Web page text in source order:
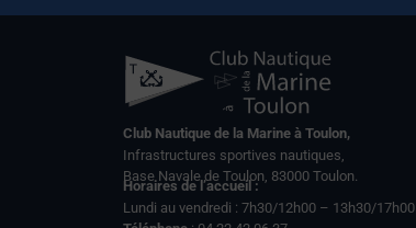
Club Nautique de la Marine à Toulon,
Infrastructures sportives nautiques,
Base Navale de Toulon, 83000 Toulon.
Horaires de l’accueil :
Lundi au vendredi : 7h30/12h00 – 13h30/17h00